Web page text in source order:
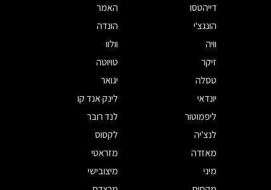
דייהטסו
האמר
הונגצ'י
הונדה
וויה
וולוו
זיקר
טויוטה
טסלה
יגואר
יונדאי
לינק אנד קו
ליפמוטור
לנד רובר
לנצ'יה
לקסוס
מאזדה
מזראטי
מיני
מיצובישי